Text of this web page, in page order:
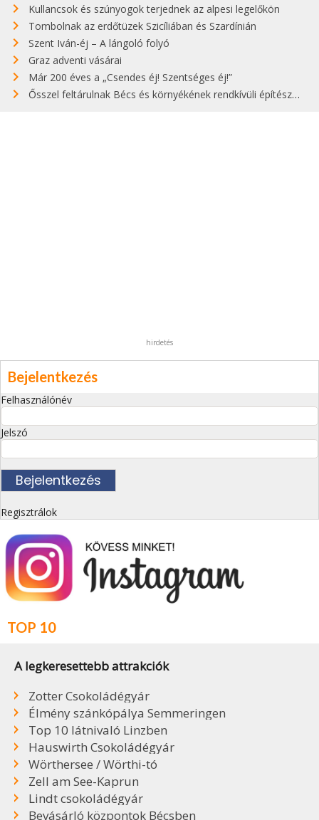
Kullancsok és szúnyogok terjednek az alpesi legelőkön
Tombolnak az erdőtüzek Szicíliában és Szardínián
Szent Iván-éj – A lángoló folyó
Graz adventi vásárai
Már 200 éves a „Csendes éj! Szentséges éj!”
Ősszel feltárulnak Bécs és környékének rendkívüli építészeti kincsei
hirdetés
Bejelentkezés
Felhasználónév
Jelszó
Regisztrálok
TOP 10
A legkeresettebb attrakciók
Zotter Csokoládégyár
Élmény szánkópálya Semmeringen
Top 10 látnivaló Linzben
Hauswirth Csokoládégyár
Wörthersee / Wörthi-tó
Zell am See-Kaprun
Lindt csokoládégyár
Bevásárló központok Bécsben